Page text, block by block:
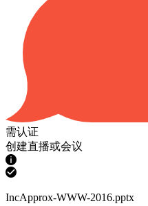
需认证
创建直播或会议
IncApprox-WWW-2016.pptx